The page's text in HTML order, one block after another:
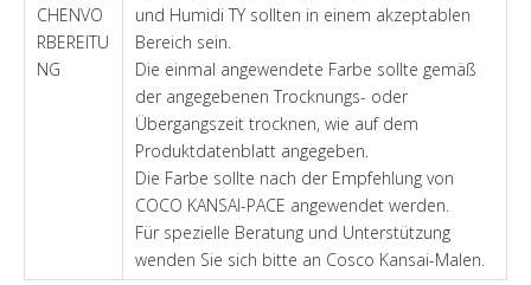
CHENVO
RBEREITU
NG
und Humidi TY sollten in einem akzeptablen
Bereich sein.
Die einmal angewendete Farbe sollte gemäß
der angegebenen Trocknungs- oder
Übergangszeit trocknen, wie auf dem
Produktdatenblatt angegeben.
Die Farbe sollte nach der Empfehlung von
COCO KANSAI-PACE angewendet werden.
Für spezielle Beratung und Unterstützung
wenden Sie sich bitte an Cosco Kansai-Malen.